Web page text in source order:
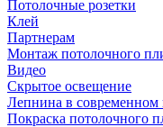
Потолочные розетки
Клей
Партнерам
Монтаж потолочного
Видео
Скрытое освещение
Лепнина в современном
Покраска потолочного